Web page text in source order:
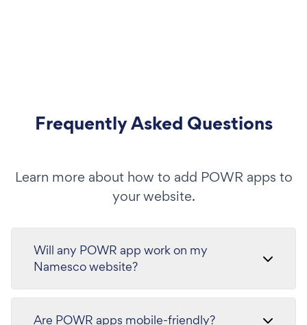
Frequently Asked Questions
Learn more about how to add POWR apps to
your website.
Will any POWR app work on my
Namesco website?
Are POWR apps mobile-friendly?